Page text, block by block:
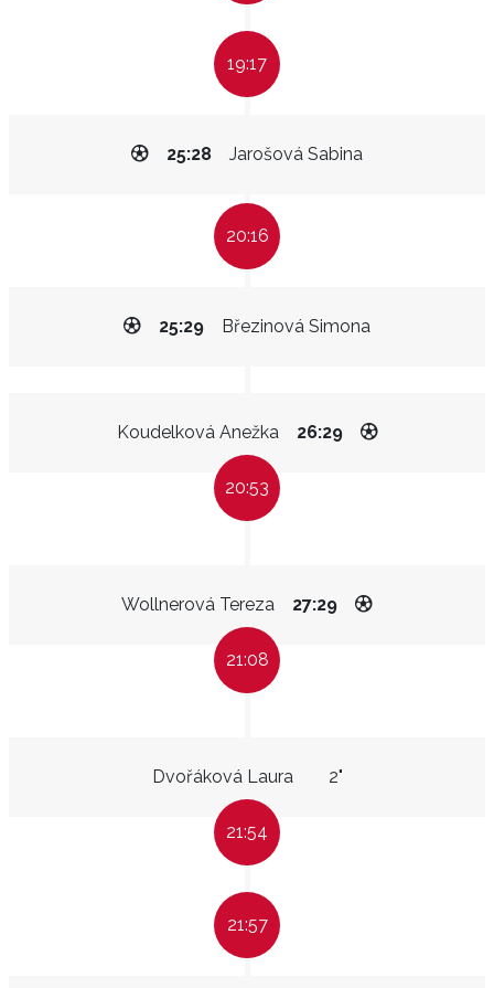
19:17
Jarošová Sabina
25:28
20:16
Březinová Simona
25:29
Koudelková Anežka 26:29
20:53
Wollnerová Tereza 27:29
21:08
Dvořáková Laura 2"
21:54
21:57